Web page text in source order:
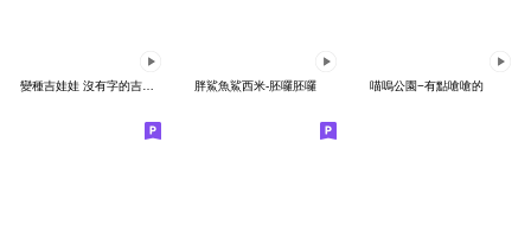
胖鯊魚鯊西米-胚囉胚囉 喵嗚公園−有點嗆嗆的